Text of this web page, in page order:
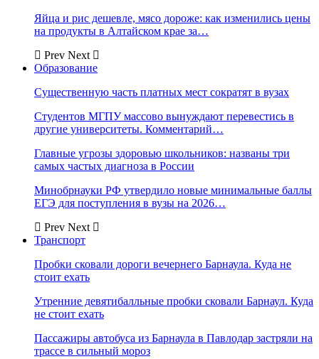
Яйца и рис дешевле, мясо дороже: как изменились цены
на продукты в Алтайском крае за…
Prev Next
Образование
Существенную часть платных мест сократят в вузах
Студентов МГПУ массово вынуждают перевестись в
другие университеты. Комментарий…
Главные угрозы здоровью школьников: названы три
самых частых диагноза в России
Минобрнауки РФ утвердило новые минимальные баллы
ЕГЭ для поступления в вузы на 2026…
Prev Next
Транспорт
Пробки сковали дороги вечернего Барнаула. Куда не
стоит ехать
Утренние девятибалльные пробки сковали Барнаул. Куда
не стоит ехать
Пассажиры автобуса из Барнаула в Павлодар застряли на
трассе в сильный мороз